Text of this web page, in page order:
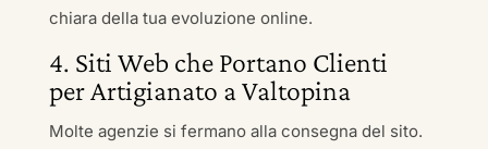
chiara della tua evoluzione online.
4. Siti Web che Portano Clienti
per Artigianato a Valtopina
Molte agenzie si fermano alla consegna del sito.